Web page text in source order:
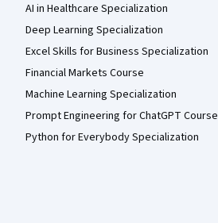
AI in Healthcare Specialization
Deep Learning Specialization
Excel Skills for Business Specialization
Financial Markets Course
Machine Learning Specialization
Prompt Engineering for ChatGPT Course
Python for Everybody Specialization